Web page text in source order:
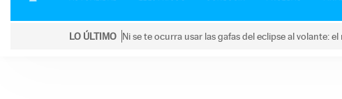
LO ÚLTIMO Ni se te ocurra usar las gafas del eclipse al volante: